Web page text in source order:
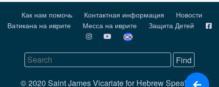
Как нам помочь Контактная информация
Новости
Ватикана на иврите
Месса на иврите Защита Детей
© 2020 Saint James Vicariate for Hebrew Speaking